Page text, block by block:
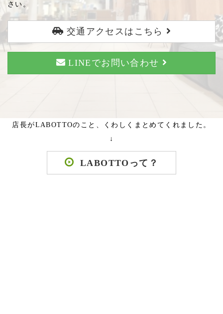
さい。
交通アクセスはこちら
LINEでお問い合わせ
店長がLABOTTOのこと、くわしくまとめてくれました。
↓
LABOTTOって？